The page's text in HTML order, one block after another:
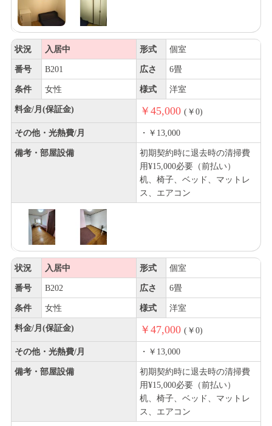
状況 入居中 形式 個室
番号 B201 広さ 6畳
条件 女性 様式 洋室
料金/月(保証金) ￥45,000 (￥0)
その他・光熱費/月 ・￥13,000
備考・部屋設備
初期契約時に退去時の清掃費
用¥15,000必要（前払い）
机、椅子、ベッド、マットレ
ス、エアコン
状況 入居中 形式 個室
番号 B202 広さ 6畳
条件 女性 様式 洋室
料金/月(保証金) ￥47,000 (￥0)
その他・光熱費/月 ・￥13,000
備考・部屋設備
初期契約時に退去時の清掃費
用¥15,000必要（前払い）
机、椅子、ベッド、マットレ
ス、エアコン